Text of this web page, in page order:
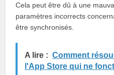
Cela peut être dû à une
paramètres incorrects
être synchronisés.
A lire : Comment
l'App Store qui ne